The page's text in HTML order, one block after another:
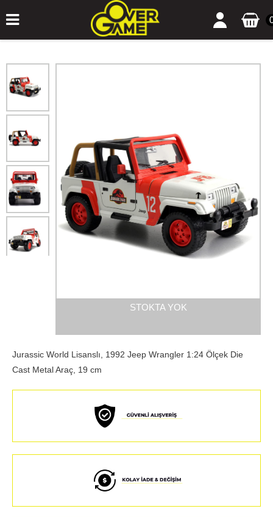
STOKTA YOK
Jurassic World Lisanslı, 1992 Jeep Wrangler 1:24 Ölçek Die
Cast Metal Araç, 19 cm